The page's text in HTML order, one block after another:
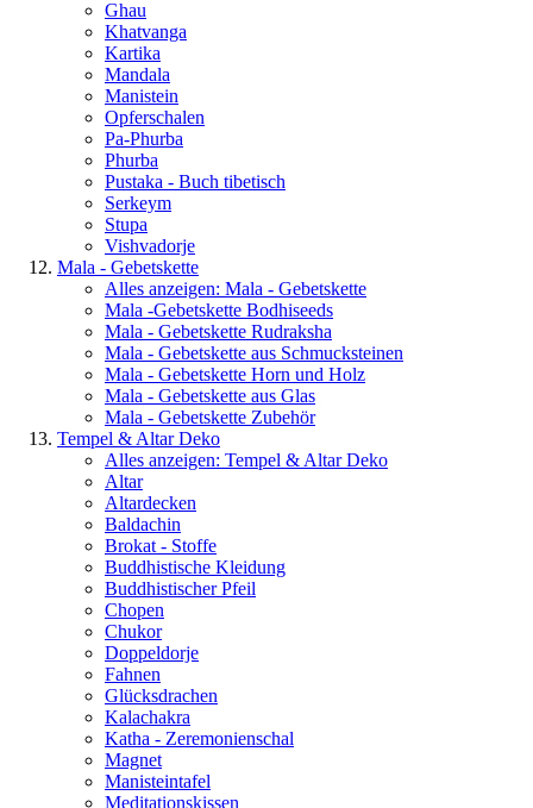
Ghau
Khatvanga
Kartika
Mandala
Manistein
Opferschalen
Pa-Phurba
Phurba
Pustaka - Buch tibetisch
Serkeym
Stupa
Vishvadorje
Mala - Gebetskette
Alles anzeigen: Mala - Gebetskette
Mala -Gebetskette Bodhiseeds
Mala - Gebetskette Rudraksha
Mala - Gebetskette aus Schmucksteinen
Mala - Gebetskette Horn und Holz
Mala - Gebetskette aus Glas
Mala - Gebetskette Zubehör
Tempel & Altar Deko
Alles anzeigen: Tempel & Altar Deko
Altar
Altardecken
Baldachin
Brokat - Stoffe
Buddhistische Kleidung
Buddhistischer Pfeil
Chopen
Chukor
Doppeldorje
Fahnen
Glücksdrachen
Kalachakra
Katha - Zeremonienschal
Magnet
Manisteintafel
Meditationskissen